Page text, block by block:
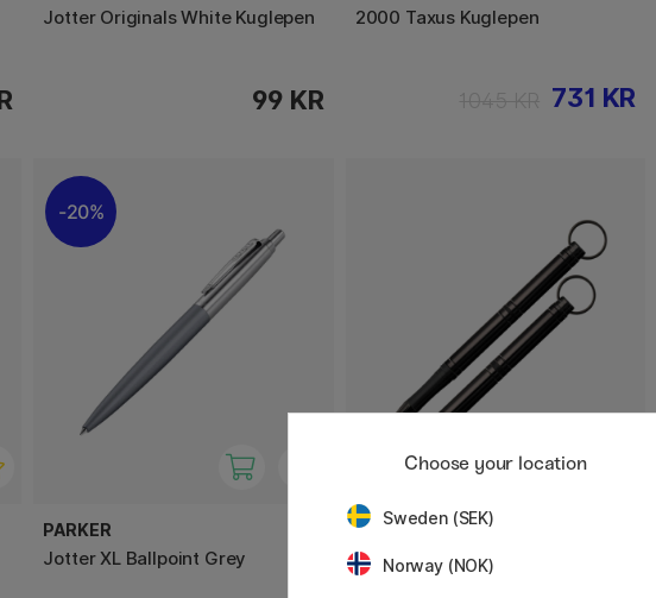
Jotter Originals White Kuglepen
99 KR
2000 Taxus Kuglepen
731 KR
20%
PARKER
Jotter XL Ballpoint Grey
FISHER SPACE PEN
Backpacker Black
Choose your location
Sweden (SEK)
Norway (NOK)